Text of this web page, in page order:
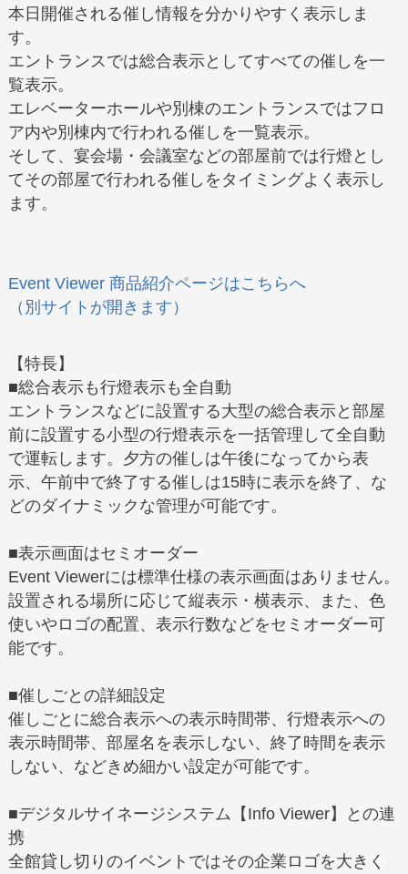
本日開催される催し情報を分かりやすく表示しま
す。
エントランスでは総合表示としてすべての催しを一
覧表示。
エレベーターホールや別棟のエントランスではフロ
ア内や別棟内で行われる催しを一覧表示。
そして、宴会場・会議室などの部屋前では行燈とし
てその部屋で行われる催しをタイミングよく表示し
ます。
Event Viewer 商品紹介ページはこちらへ
（別サイトが開きます）
【特長】
■総合表示も行燈表示も全自動
エントランスなどに設置する大型の総合表示と部屋
前に設置する小型の行燈表示を一括管理して全自動
で運転します。夕方の催しは午後になってから表
示、午前中で終了する催しは15時に表示を終了、な
どのダイナミックな管理が可能です。
■表示画面はセミオーダー
Event Viewerには標準仕様の表示画面はありません。
設置される場所に応じて縦表示・横表示、また、色
使いやロゴの配置、表示行数などをセミオーダー可
能です。
■催しごとの詳細設定
催しごとに総合表示への表示時間帯、行燈表示への
表示時間帯、部屋名を表示しない、終了時間を表示
しない、などきめ細かい設定が可能です。
■デジタルサイネージシステム【Info Viewer】との連
携
全館貸し切りのイベントではその企業ロゴを大きく